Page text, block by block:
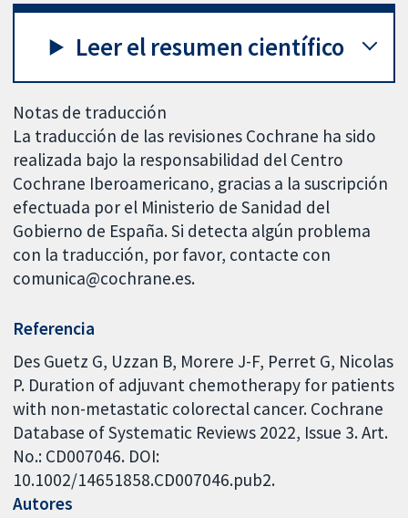
Leer el resumen científico
Notas de traducción
La traducción de las revisiones Cochrane ha sido
realizada bajo la responsabilidad del Centro
Cochrane Iberoamericano, gracias a la suscripción
efectuada por el Ministerio de Sanidad del
Gobierno de España. Si detecta algún problema
con la traducción, por favor, contacte con
comunica@cochrane.es.
Referencia
Des Guetz G, Uzzan B, Morere J-F, Perret G, Nicolas
P. Duration of adjuvant chemotherapy for patients
with non-metastatic colorectal cancer. Cochrane
Database of Systematic Reviews 2022, Issue 3. Art.
No.: CD007046. DOI:
10.1002/14651858.CD007046.pub2.
Autores